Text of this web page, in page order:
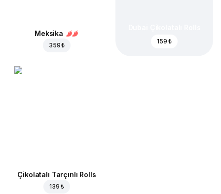
Meksika
359 ₺
159 ₺
Çikolatalı Tarçınlı Rolls
139 ₺